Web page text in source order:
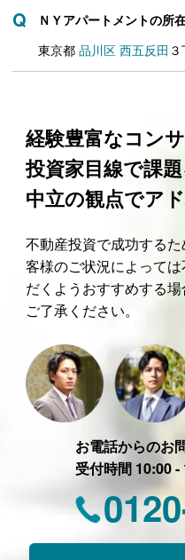
ＮＹアパートメントの所
東京都 品川区 西五反田
経験豊富なコン
投資家目線で課
中立の観点でア
不動産投資で成功する
客様のご状況によって
だくようおすすめする
ご了承ください。
お電話からのお
受付時間 10:00 -